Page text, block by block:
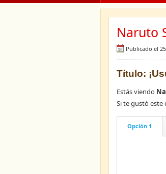
Naruto
Publicado el
Título:
Estás viendo
Si te gustó
Opción 1